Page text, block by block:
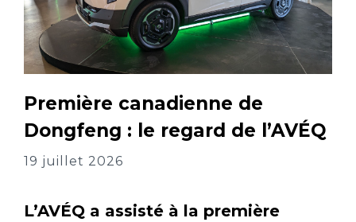
Première canadienne de
Dongfeng : le regard de l’AVÉQ
19 juillet 2026
L’AVÉQ a assisté à la première